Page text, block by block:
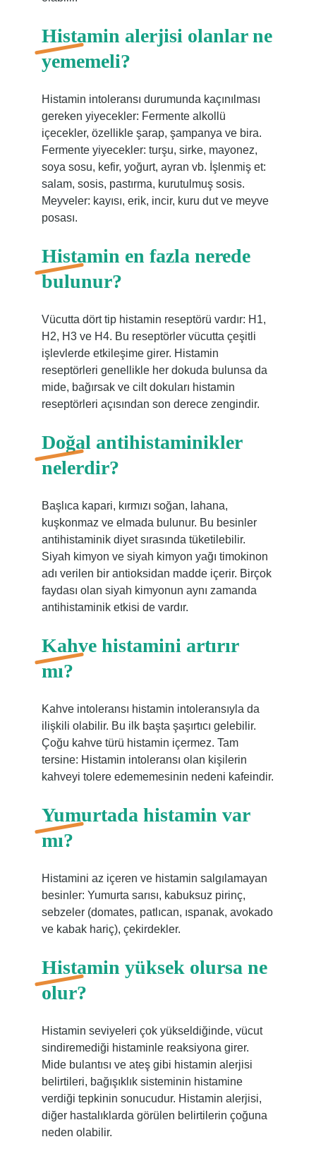
Histamin alerjisi olanlar ne
yememeli?
Histamin intoleransı durumunda kaçınılması
gereken yiyecekler: Fermente alkollü
içecekler, özellikle şarap, şampanya ve bira.
Fermente yiyecekler: turşu, sirke, mayonez,
soya sosu, kefir, yoğurt, ayran vb. İşlenmiş et:
salam, sosis, pastırma, kurutulmuş sosis.
Meyveler: kayısı, erik, incir, kuru dut ve meyve
posası.
Histamin en fazla nerede
bulunur?
Vücutta dört tip histamin reseptörü vardır: H1,
H2, H3 ve H4. Bu reseptörler vücutta çeşitli
işlevlerde etkileşime girer. Histamin
reseptörleri genellikle her dokuda bulunsa da
mide, bağırsak ve cilt dokuları histamin
reseptörleri açısından son derece zengindir.
Doğal antihistaminikler
nelerdir?
Başlıca kapari, kırmızı soğan, lahana,
kuşkonmaz ve elmada bulunur. Bu besinler
antihistaminik diyet sırasında tüketilebilir.
Siyah kimyon ve siyah kimyon yağı timokinon
adı verilen bir antioksidan madde içerir. Birçok
faydası olan siyah kimyonun aynı zamanda
antihistaminik etkisi de vardır.
Kahve histamini artırır
mı?
Kahve intoleransı histamin intoleransıyla da
ilişkili olabilir. Bu ilk başta şaşırtıcı gelebilir.
Çoğu kahve türü histamin içermez. Tam
tersine: Histamin intoleransı olan kişilerin
kahveyi tolere edememesinin nedeni kafeindir.
Yumurtada histamin var
mı?
Histamini az içeren ve histamin salgılamayan
besinler: Yumurta sarısı, kabuksuz pirinç,
sebzeler (domates, patlıcan, ıspanak, avokado
ve kabak hariç), çekirdekler.
Histamin yüksek olursa ne
olur?
Histamin seviyeleri çok yükseldiğinde, vücut
sindiremediği histaminle reaksiyona girer.
Mide bulantısı ve ateş gibi histamin alerjisi
belirtileri, bağışıklık sisteminin histamine
verdiği tepkinin sonucudur. Histamin alerjisi,
diğer hastalıklarda görülen belirtilerin çoğuna
neden olabilir.